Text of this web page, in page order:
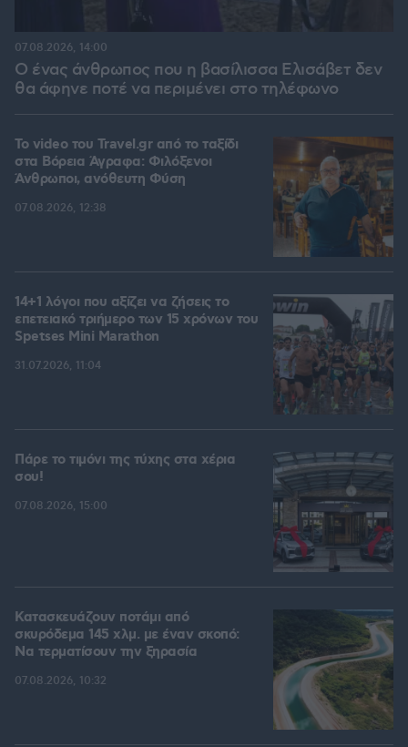
Ο ένας άνθρωπος που η βασίλισσα Ελισάβετ δεν
θα άφηνε ποτέ να περιμένει στο τηλέφωνο
07.08.2026, 14:00
To video του Travel.gr από το ταξίδι
στα Βόρεια Άγραφα: Φιλόξενοι
Άνθρωποι, ανόθευτη Φύση
07.08.2026, 12:38
14+1 λόγοι που αξίζει να ζήσεις το
επετειακό τριήμερο των 15 χρόνων του
Spetses Mini Marathon
31.07.2026, 11:04
Πάρε το τιμόνι της τύχης στα χέρια
σου!
07.08.2026, 15:00
Κατασκευάζουν ποτάμι από
σκυρόδεμα 145 χλμ. με έναν σκοπό:
Να τερματίσουν την ξηρασία
07.08.2026, 10:32